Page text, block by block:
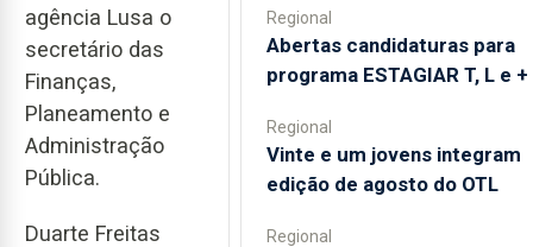
agência Lusa o
secretário das
Finanças,
Planeamento e
Administração
Pública.
Duarte Freitas
Regional
Abertas candidaturas para
programa ESTAGIAR T, L e +
Regional
Vinte e um jovens integram
edição de agosto do OTL
Regional